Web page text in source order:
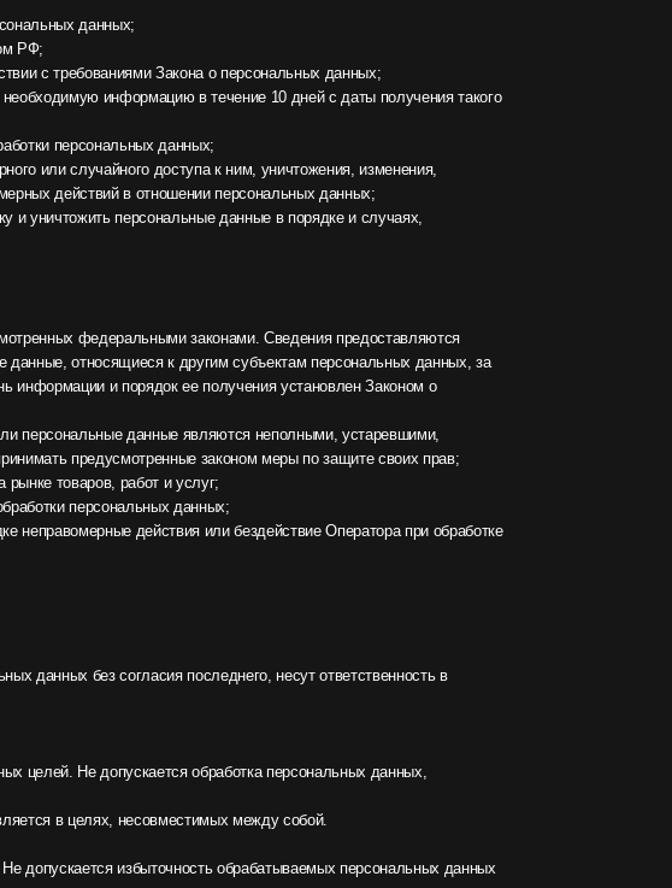
в отношении персональных данных;
данные в порядке и случаях,
законами. Сведения предоставляются
к другим субъектам персональных данных, за
ее получения установлен Законом о
данные являются неполными, устаревшими,
законом меры по защите своих прав;
и услуг;
данных;
или бездействие Оператора при обработке
последнего, несут ответственность в
обработка персональных данных,
между собой.
обрабатываемых персональных данных
и актуальность по отношению к целям
неполных или неточных данных.
чем этого требуют цели обработки
выгодоприобретателем или поручителем по
достижении целей обработки или в случае утраты